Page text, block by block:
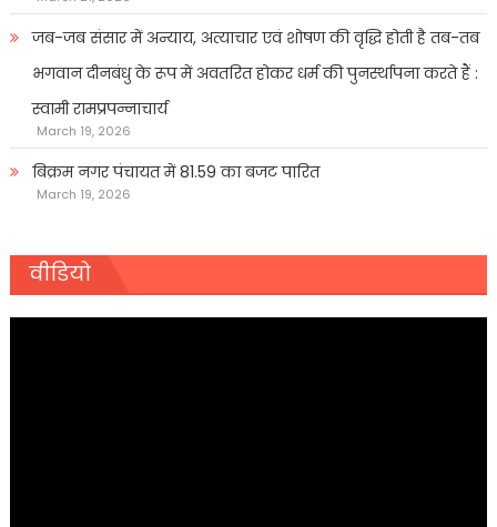
जब-जब संसार में अन्याय, अत्याचार एवं शोषण की वृद्धि होती है तब-तब
भगवान दीनबंधु के रूप में अवतरित होकर धर्म की पुनर्स्थापना करते हैं :
स्वामी रामप्रपन्नाचार्य
March 19, 2026
बिक्रम नगर पंचायत में 81.59 का बजट पारित
March 19, 2026
वीडियो